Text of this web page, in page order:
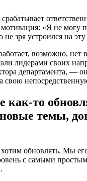
мотивация: «Я не могу
не зря устроился на
возможно, нет
лидерами своих
департамента, —
свою
как-то
темы,
хотим обновлять. Мы
с самыми